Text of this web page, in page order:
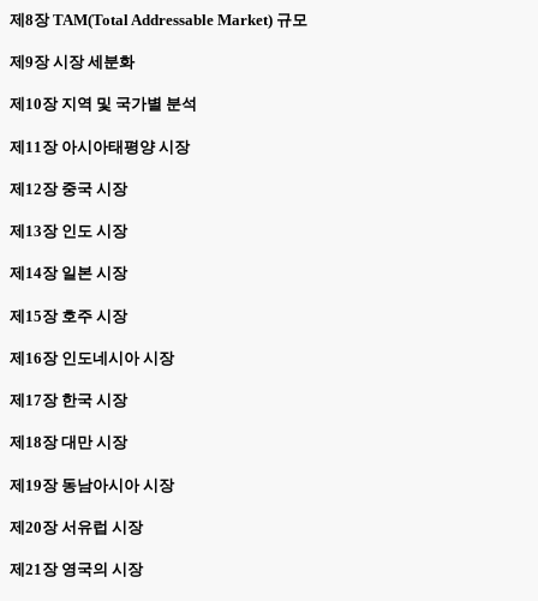
제8장 TAM(Total Addressable Market) 규모
제9장 시장 세분화
제10장 지역 및 국가별 분석
제11장 아시아태평양 시장
제12장 중국 시장
제13장 인도 시장
제14장 일본 시장
제15장 호주 시장
제16장 인도네시아 시장
제17장 한국 시장
제18장 대만 시장
제19장 동남아시아 시장
제20장 서유럽 시장
제21장 영국의 시장